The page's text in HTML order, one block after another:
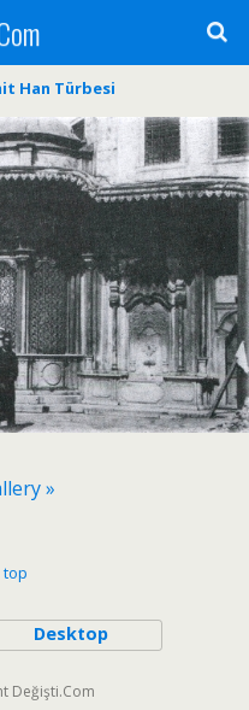
Han Türbesi
»
top
Desktop
Değişti.Com